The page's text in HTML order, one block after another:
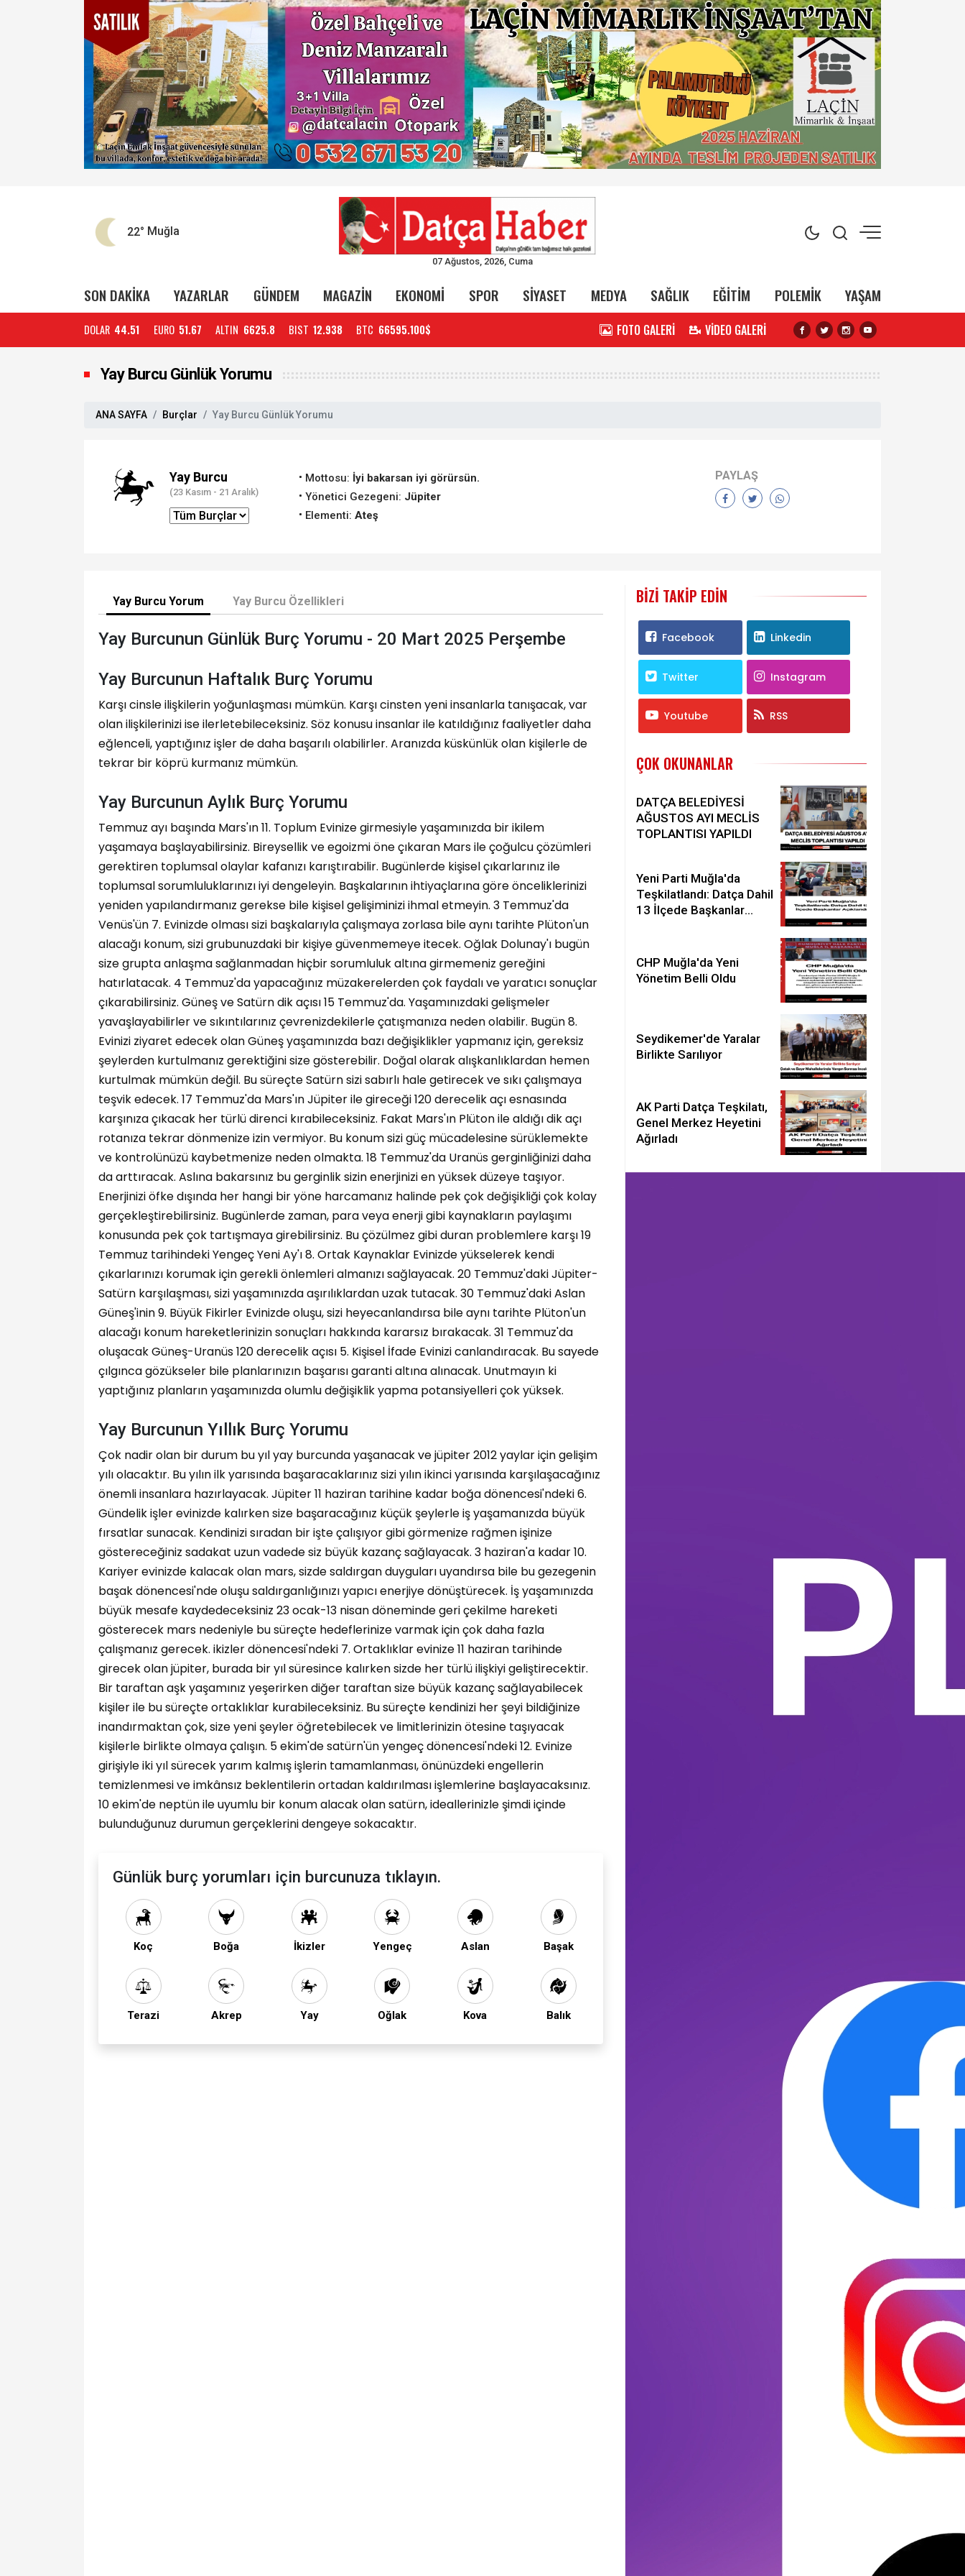
22° Muğla
07 Ağustos, 2026, Cuma
SON DAKİKA YAZARLAR GÜNDEM MAGAZİN EKONOMİ SPOR SİYASET MEDYA SAĞLIK EĞİTİM POLEMİK YAŞAM
DOLAR 44.51 EURO 51.67 ALTIN 6625.8 BIST 12.938 BTC 66595.100$ FOTO GALERİ VİDEO GALERİ
Yay Burcu Günlük Yorumu
ANA SAYFA Burçlar Yay Burcu Günlük Yorumu
Yay Burcu
(23 Kasım - 21 Aralık)
Mottosu: İyi bakarsan iyi görürsün.
Yönetici Gezegeni: Jüpiter
Elementi: Ateş
PAYLAŞ
Yay Burcu Yorum Yay Burcu Özellikleri
Yay Burcunun Günlük Burç Yorumu - 20 Mart 2025 Perşembe
Yay Burcunun Haftalık Burç Yorumu
Karşı cinsle ilişkilerin yoğunlaşması mümkün. Karşı cinsten yeni insanlarla tanışacak, var
olan ilişkilerinizi ise ilerletebileceksiniz. Söz konusu insanlar ile katıldığınız faaliyetler daha
eğlenceli, yaptığınız işler de daha başarılı olabilirler. Aranızda küskünlük olan kişilerle de
tekrar bir köprü kurmanız mümkün.
Yay Burcunun Aylık Burç Yorumu
Temmuz ayı başında Mars'ın 11. Toplum Evinize girmesiyle yaşamınızda bir ikilem
yaşamaya başlayabilirsiniz. Bireysellik ve egoizmi öne çıkaran Mars ile çoğulcu çözümleri
gerektiren toplumsal olaylar kafanızı karıştırabilir. Bugünlerde kişisel çıkarlarınız ile
toplumsal sorumluluklarınızı iyi dengeleyin. Başkalarının ihtiyaçlarına göre önceliklerinizi
yeniden yapılandırmanız gerekse bile kişisel gelişiminizi ihmal etmeyin. 3 Temmuz'da
Venüs'ün 7. Evinizde olması sizi başkalarıyla çalışmaya zorlasa bile aynı tarihte Plüton'un
alacağı konum, sizi grubunuzdaki bir kişiye güvenmemeye itecek. Oğlak Dolunay'ı bugün
size grupta anlaşma sağlanmadan hiçbir sorumluluk altına girmemeniz gereğini
hatırlatacak. 4 Temmuz'da yapacağınız müzakerelerden çok faydalı ve yaratıcı sonuçlar
çıkarabilirsiniz. Güneş ve Satürn dik açısı 15 Temmuz'da. Yaşamınızdaki gelişmeler
yavaşlayabilirler ve sıkıntılarınız çevrenizdekilerle çatışmanıza neden olabilir. Bugün 8.
Evinizi ziyaret edecek olan Güneş yaşamınızda bazı değişiklikler yapmanız için, gereksiz
şeylerden kurtulmanız gerektiğini size gösterebilir. Doğal olarak alışkanlıklardan hemen
kurtulmak mümkün değil. Bu süreçte Satürn sizi sabırlı hale getirecek ve sıkı çalışmaya
teşvik edecek. 17 Temmuz'da Mars'ın Jüpiter ile gireceği 120 derecelik açı esnasında
karşınıza çıkacak her türlü direnci kırabileceksiniz. Fakat Mars'ın Plüton ile aldığı dik açı
rotanıza tekrar dönmenize izin vermiyor. Bu konum sizi güç mücadelesine sürüklemekte
ve kontrolünüzü kaybetmenize neden olmakta. 18 Temmuz'da Uranüs gerginliğinizi daha
da arttıracak. Aslına bakarsınız bu gerginlik sizin enerjinizi en yüksek düzeye taşıyor.
Enerjinizi öfke dışında her hangi bir yöne harcamanız halinde pek çok değişikliği çok kolay
gerçekleştirebilirsiniz. Bugünlerde zaman, para veya enerji gibi kaynakların paylaşımı
konusunda pek çok tartışmaya girebilirsiniz. Bu çözülmez gibi duran problemlere karşı 19
Temmuz tarihindeki Yengeç Yeni Ay'ı 8. Ortak Kaynaklar Evinizde yükselerek kendi
çıkarlarınızı korumak için gerekli önlemleri almanızı sağlayacak. 20 Temmuz'daki Jüpiter-
Satürn karşılaşması, sizi yaşamınızda aşırılıklardan uzak tutacak. 30 Temmuz'daki Aslan
Güneş'inin 9. Büyük Fikirler Evinizde oluşu, sizi heyecanlandırsa bile aynı tarihte Plüton'un
alacağı konum hareketlerinizin sonuçları hakkında kararsız bırakacak. 31 Temmuz'da
oluşacak Güneş-Uranüs 120 derecelik açısı 5. Kişisel İfade Evinizi canlandıracak. Bu sayede
çılgınca gözükseler bile planlarınızın başarısı garanti altına alınacak. Unutmayın ki
yaptığınız planların yaşamınızda olumlu değişiklik yapma potansiyelleri çok yüksek.
Yay Burcunun Yıllık Burç Yorumu
Çok nadir olan bir durum bu yıl yay burcunda yaşanacak ve jüpiter 2012 yaylar için gelişim
yılı olacaktır. Bu yılın ilk yarısında başaracaklarınız sizi yılın ikinci yarısında karşılaşacağınız
önemli insanlara hazırlayacak. Jüpiter 11 haziran tarihine kadar boğa dönencesi'ndeki 6.
Gündelik işler evinizde kalırken size başaracağınız küçük şeylerle iş yaşamanızda büyük
fırsatlar sunacak. Kendinizi sıradan bir işte çalışıyor gibi görmenize rağmen işinize
göstereceğiniz sadakat uzun vadede siz büyük kazanç sağlayacak. 3 haziran'a kadar 10.
Kariyer evinizde kalacak olan mars, sizde saldırgan duyguları uyandırsa bile bu gezegenin
başak dönencesi'nde oluşu saldırganlığınızı yapıcı enerjiye dönüştürecek. İş yaşamınızda
büyük mesafe kaydedeceksiniz 23 ocak-13 nisan döneminde geri çekilme hareketi
gösterecek mars nedeniyle bu süreçte hedeflerinize varmak için çok daha fazla
çalışmanız gerecek. ikizler dönencesi'ndeki 7. Ortaklıklar evinize 11 haziran tarihinde
girecek olan jüpiter, burada bir yıl süresince kalırken sizde her türlü ilişkiyi geliştirecektir.
Bir taraftan aşk yaşamınız yeşerirken diğer taraftan size büyük kazanç sağlayabilecek
kişiler ile bu süreçte ortaklıklar kurabileceksiniz. Bu süreçte kendinizi her şeyi bildiğinize
inandırmaktan çok, size yeni şeyler öğretebilecek ve limitlerinizin ötesine taşıyacak
kişilerle birlikte olmaya çalışın. 5 ekim'de satürn'ün yengeç dönencesi'ndeki 12. Evinize
girişiyle iki yıl sürecek yarım kalmış işlerin tamamlanması, önünüzdeki engellerin
temizlenmesi ve imkânsız beklentilerin ortadan kaldırılması işlemlerine başlayacaksınız.
10 ekim'de neptün ile uyumlu bir konum alacak olan satürn, ideallerinizle şimdi içinde
bulunduğunuz durumun gerçeklerini dengeye sokacaktır.
Günlük burç yorumları için burcunuza tıklayın.
Koç Boğa İkizler Yengeç Aslan Başak
Terazi Akrep Yay Oğlak Kova Balık
BIZI TAKIP EDIN
Facebook Linkedin
Twitter Instagram
Youtube RSS
ÇOK OKUNANLAR
DATÇA BELEDİYESİ
AĞUSTOS AYI MECLİS
TOPLANTISI YAPILDI
Yeni Parti Muğla'da
Teşkilatlandı: Datça Dahil
13 İlçede Başkanlar
CHP Muğla'da Yeni
Yönetim Belli Oldu
Seydikemer'de Yaralar
Birlikte Sarılıyor
AK Parti Datça Teşkilatı,
Genel Merkez Heyetini
Ağırladı